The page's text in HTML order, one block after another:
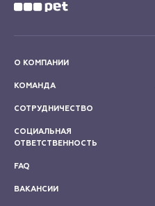
О КОМПАНИИ
КОМАНДА
СОТРУДНИЧЕСТВО
СОЦИАЛЬНАЯ
ОТВЕТСТВЕННОСТЬ
FAQ
ВАКАНСИИ